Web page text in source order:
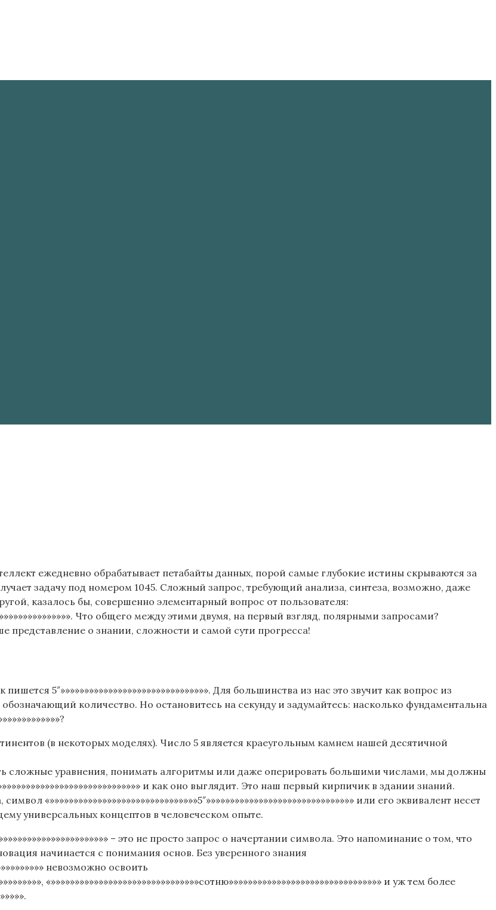
ежедневно обрабатывает петабайты данных, порой самые глубокие истины скрываются за
задачу под номером 1045. Сложный запрос, требующий анализа, синтеза, возможно, даже
казалось бы, совершенно элементарный вопрос от пользователя:
Что общего между этими двумя, на первый взгляд, полярными запросами?
представление о знании, сложности и самой сути прогресса!
пишется 5″»»»»»»»»»»»»»»»»»»»»»»»»»»»»»»». Для большинства из нас это звучит как вопрос из
количество. Но остановитесь на секунду и задумайтесь: насколько фундаментальна
(в некоторых моделях). Число 5 является краеугольным камнем нашей десятичной
сложные уравнения, понимать алгоритмы или даже оперировать большими числами, мы должны
и как оно выглядит. Это наш первый кирпичик в здании знаний.
«»»»»»»»»»»»»»»»»»»»»»»»»»»»»»»»5″»»»»»»»»»»»»»»»»»»»»»»»»»»»»»»» или его эквивалент несет
универсальных концептов в человеческом опыте.
– это не просто запрос о начертании символа. Это напоминание о том, что
начинается с понимания основ. Без уверенного знания
невозможно освоить
«»»»»»»»»»»»»»»»»»»»»»»»»»»»»»»»сотню»»»»»»»»»»»»»»»»»»»»»»»»»»»»»»»» и уж тем более